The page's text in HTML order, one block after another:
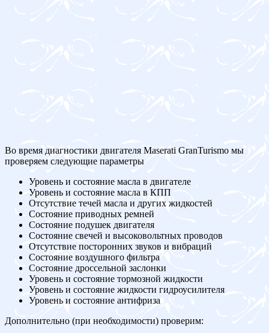
Во время диагностики двигателя Maserati GranTurismo мы
проверяем следующие параметры
Уровень и состояние масла в двигателе
Уровень и состояние масла в КПП
Отсутствие течей масла и других жидкостей
Состояние приводных ремней
Состояние подушек двигателя
Состояние свечей и высоковольтных проводов
Отсутствие посторонних звуков и вибраций
Состояние воздушного фильтра
Состояние дроссельной заслонки
Уровень и состояние тормозной жидкости
Уровень и состояние жидкости гидроусилителя
Уровень и состояние антифриза
Дополнительно (при необходимости) проверим: